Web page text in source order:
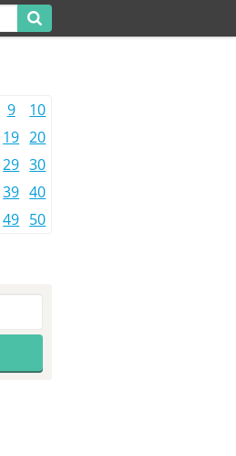
9
10
19 20
29 30
39 40
49 50